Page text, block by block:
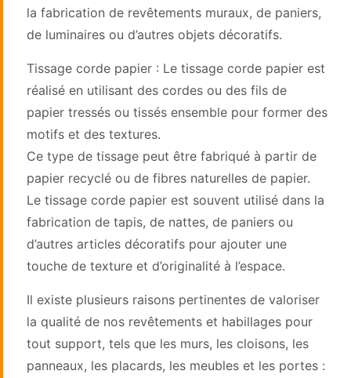
la fabrication de revêtements muraux, de paniers,
de luminaires ou d’autres objets décoratifs.
Tissage corde papier : Le tissage corde papier est
réalisé en utilisant des cordes ou des fils de
papier tressés ou tissés ensemble pour former des
motifs et des textures.
Ce type de tissage peut être fabriqué à partir de
papier recyclé ou de fibres naturelles de papier.
Le tissage corde papier est souvent utilisé dans la
fabrication de tapis, de nattes, de paniers ou
d’autres articles décoratifs pour ajouter une
touche de texture et d’originalité à l’espace.
Il existe plusieurs raisons pertinentes de valoriser
la qualité de nos revêtements et habillages pour
tout support, tels que les murs, les cloisons, les
panneaux, les placards, les meubles et les portes :